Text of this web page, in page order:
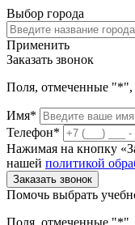
Выбор города
Применить
Заказать звонок
Поля, отмеченные "*",
Имя*
Телефон*
Нажимая на кнопку
нашей политикой
Заказать звонок
Помочь выбрать
Поля, отмеченные "*",